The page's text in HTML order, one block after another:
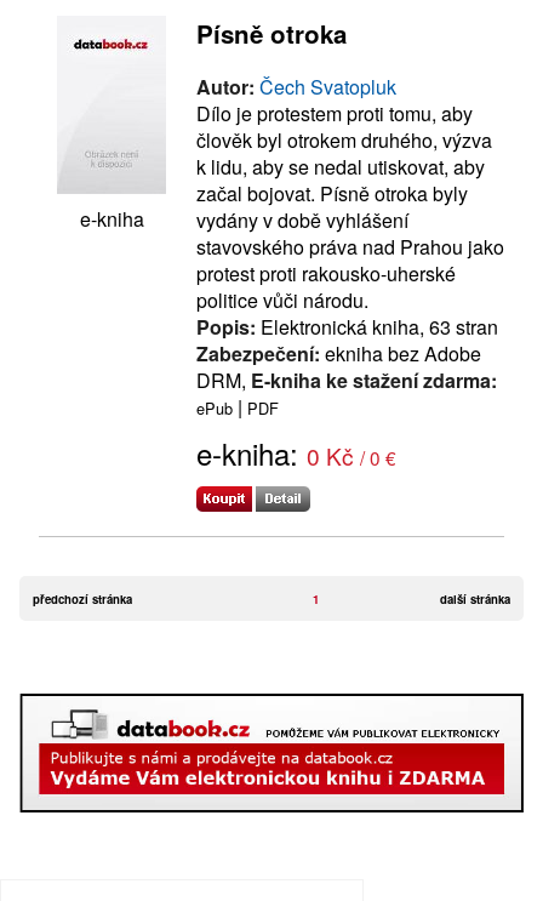
e-kniha
Písně otroka
Autor: Čech Svatopluk
Dílo je protestem proti tomu, aby
člověk byl otrokem druhého, výzva
k lidu, aby se nedal utiskovat, aby
začal bojovat. Písně otroka byly
vydány v době vyhlášení
stavovského práva nad Prahou jako
protest proti rakousko-uherské
politice vůči národu.
Popis: Elektronická kniha, 63 stran
Zabezpečení: ekniha bez Adobe
DRM, E-kniha ke stažení zdarma:
ePub | PDF
e-kniha: 0 Kč / 0 €
další stránka
předchozí stránka 1